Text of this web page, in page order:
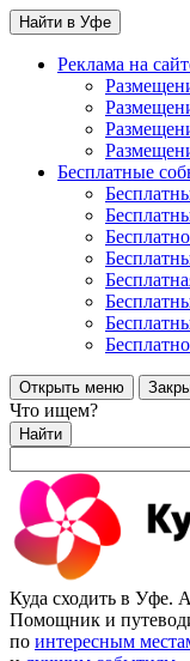
Найти в Уфе
Реклама на
Бесплатные
Открыть меню
Что ищем?
Найти
Куда сходить в Уфе.
Помощник и
по интересным